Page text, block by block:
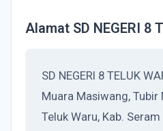
Alamat SD NEGERI 8
SD NEGERI 8 TELUK
Muara Masiwang, Tubir
Teluk Waru, Kab.